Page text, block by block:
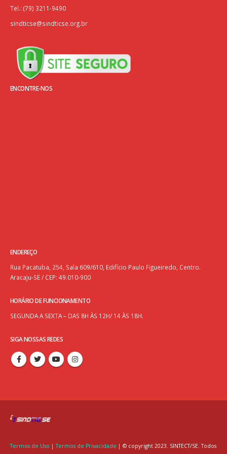
Tel.: (79) 3211-9490
sindticse@sindticse.org.br
ENCONTRE-NOS
ENDEREÇO
Rua Pacatuba, 254, Sala 609/610, Edifício Paulo Figueiredo, Centro.
Aracaju-SE / CEP: 49.010-900
HORÁRIO DE FUNCIONAMENTO
SEGUNDA A SEXTA – DAS 8H ÀS 12H/ 14 ÀS 18H.
SIGA NOSSAS REDES
Termos de Uso |Termos de Privacidade | © copyright 2023. SINTECT/SE. Todos